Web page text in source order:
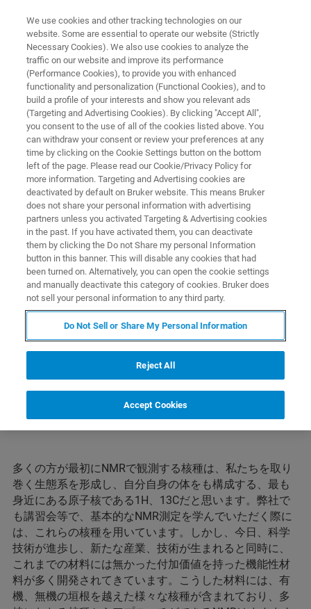
NUCLEAR MAGNETIC RESONANCE (NMR) WEBINAR
固体NMRによる多核測定の設定
機能性材料に代表される、これまでの材料に
は無い新しい付加価値を持つ材料には、有
機、無機の垣根を越えた様々な元素（核種）
が含まれていることがあります。多岐にわた
る核種を観測できるNMRは、このような材料
の構造解析に非常に有効な手段といえます。
本Webinarでは、固体NMRによる多核を用い
た研究を進める上で、自ら新しい核種の設定
をストレスなく行うことができることを目標
とし、その手順等を説明します。
多くの方が最初にNMRで観測する核種は、私たちを取り
巻く生態系を形成し、自分自身の体をも構成する、最も
身近にある原子核である1H、13Cだと思います。弊社で
も講習会等で、基本的なNMR測定を学んでいただく際に
は、これらの核種を用いています。しかし、今日、科学
技術が進歩し、新たな産業、技術が生まれると同時に、
これまでの材料には無かった付加価値を持った機能性材
料が多く開発されてきています。こうした材料には、有
機、無機の垣根を越えた様々な核種が含まれており、多
We use cookies and other tracking technologies on our
website. Some are essential to operate our website (Strictly
Necessary Cookies). We also use cookies to analyze the
traffic on our website and improve its performance
(Performance Cookies), to provide you with enhanced
functionality and personalization (Functional Cookies), and to
build a profile of your interests and show you relevant ads
(Targeting and Advertising Cookies). By clicking "Accept All",
you consent to the use of all of the cookies listed above. You
can withdraw your consent or review your preferences at any
time by clicking on the Cookie Settings button on the bottom
left of the page. Please read our Cookie/Privacy Policy for
more information. Targeting and Advertising cookies are
deactivated by default on Bruker website. This means Bruker
does not share your personal information with advertising
partners unless you activated Targeting & Advertising cookies
in the past. If you have activated them, you can deactivate
them by clicking the Do not Share my personal Information
button in this banner. This will disable any cookies that had
been turned on. Alternatively, you can open the cookie settings
and manually deactivate this category of cookies. Bruker does
not sell your personal information to any third party.
Do Not Sell or Share My Personal Information
Reject All
Accept Cookies